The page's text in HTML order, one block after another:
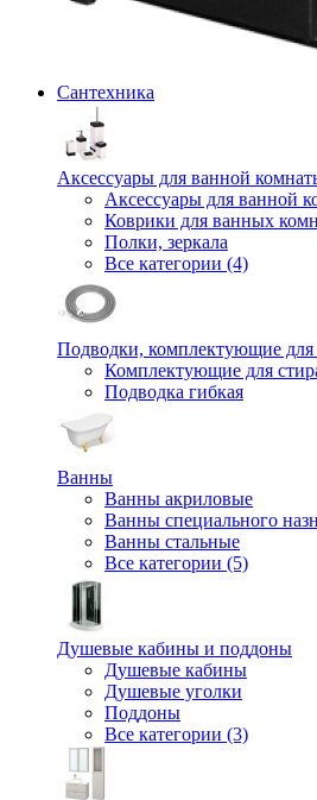
Сантехника
Аксессуары для ванной
Аксессуары для ванной
Коврики для ванных
Полки, зеркала
Все категории (4)
Подводки, комплектующие
Комплектующие для
Подводка гибкая
Ванны
Ванны акриловые
Ванны специального
Ванны стальные
Все категории (5)
Душевые кабины и поддоны
Душевые кабины
Душевые уголки
Поддоны
Все категории (3)